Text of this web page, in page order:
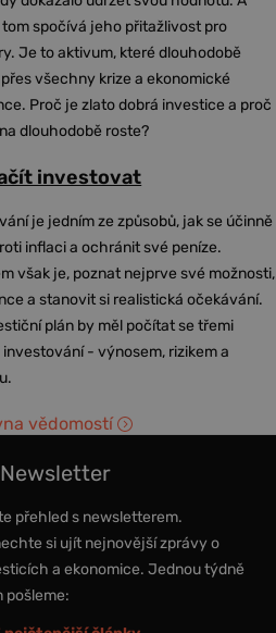
spočívá jeho přitažlivost pro
Je to aktivum, které dlouhodobě
všechny krize a ekonomické
Proč je zlato dobrá investice a proč
dlouhodobě roste?
investovat
je jedním ze způsobů, jak se účinně
inflaci a ochránit své peníze.
však je, poznat nejprve své možnosti,
a stanovit si realistická očekávání.
plán by měl počítat se třemi
- výnosem, rizikem a
vědomostí
Newsletter
přehled s newsletterem.
si ujít nejnovější zprávy o
a ekonomice. Jednou týdně
pošleme: